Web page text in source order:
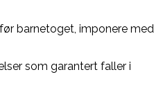
barnetoget, imponere med
som garantert faller i